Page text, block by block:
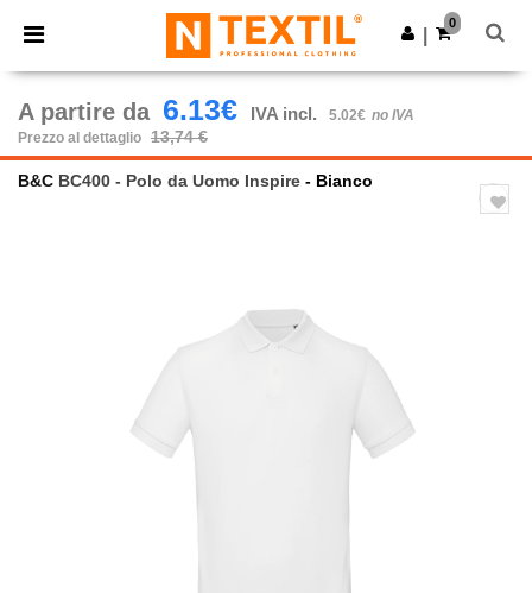
× App Ntextil
Prezzi migliori sull'app!
Scarica app
0
A partire da 6.13€ IVA incl. 5.02€ no IVA
Prezzo al dettaglio 13,74 €
B&C BC400 - Polo da Uomo Inspire - Bianco